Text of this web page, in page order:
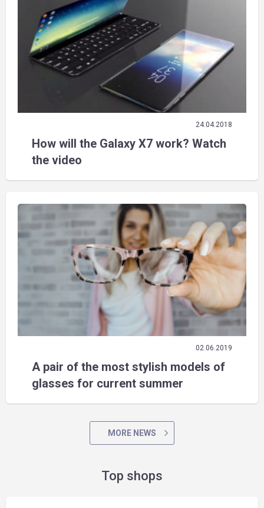
24.04.2018
How will the Galaxy X7 work? Watch
the video
02.06.2019
A pair of the most stylish models of
glasses for current summer
MORE NEWS
Top shops